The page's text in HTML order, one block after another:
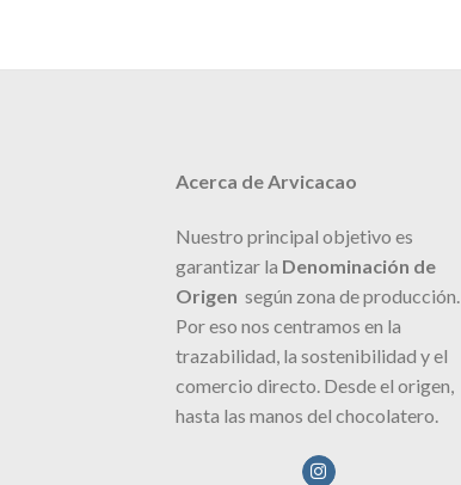
Acerca de Arvicacao
Nuestro principal objetivo es
garantizar la Denominación de
Origen según zona de producción.
Por eso nos centramos en la
trazabilidad, la sostenibilidad y el
comercio directo. Desde el origen,
hasta las manos del chocolatero.